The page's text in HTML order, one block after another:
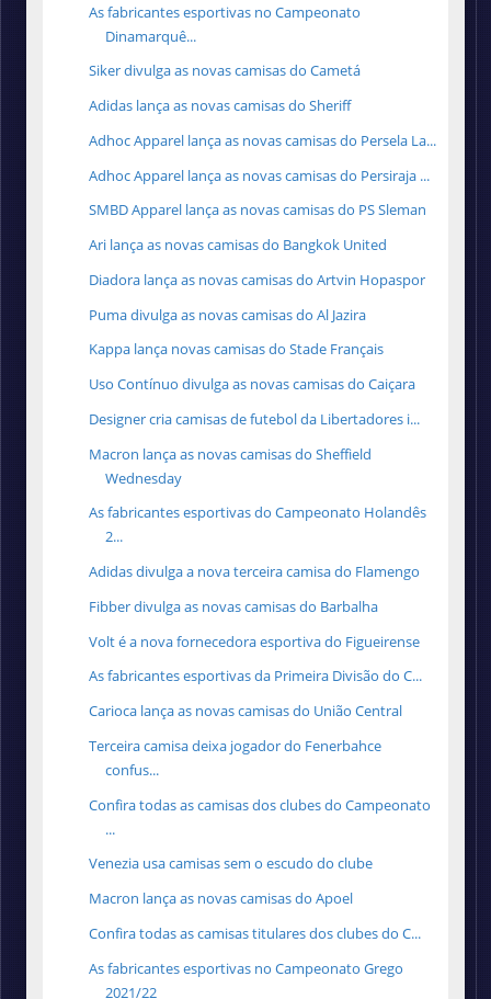
As fabricantes esportivas no Campeonato
Dinamarquê...
Siker divulga as novas camisas do Cametá
Adidas lança as novas camisas do Sheriff
Adhoc Apparel lança as novas camisas do Persela La...
Adhoc Apparel lança as novas camisas do Persiraja ...
SMBD Apparel lança as novas camisas do PS Sleman
Ari lança as novas camisas do Bangkok United
Diadora lança as novas camisas do Artvin Hopaspor
Puma divulga as novas camisas do Al Jazira
Kappa lança novas camisas do Stade Français
Uso Contínuo divulga as novas camisas do Caiçara
Designer cria camisas de futebol da Libertadores i...
Macron lança as novas camisas do Sheffield
Wednesday
As fabricantes esportivas do Campeonato Holandês
2...
Adidas divulga a nova terceira camisa do Flamengo
Fibber divulga as novas camisas do Barbalha
Volt é a nova fornecedora esportiva do Figueirense
As fabricantes esportivas da Primeira Divisão do C...
Carioca lança as novas camisas do União Central
Terceira camisa deixa jogador do Fenerbahce
confus...
Confira todas as camisas dos clubes do Campeonato
...
Venezia usa camisas sem o escudo do clube
Macron lança as novas camisas do Apoel
Confira todas as camisas titulares dos clubes do C...
As fabricantes esportivas no Campeonato Grego
2021/22